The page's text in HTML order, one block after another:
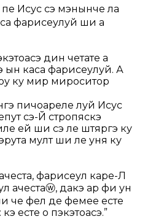
пе Исус сэ мэнынче ла
фарисеулуй ши а
дин четате а
ын каса фарисеулуй. А
ку мир мироситор
пичоареле луй Исус
сэ-Й стропяскэ
ей ши сэ ле штяргэ ку
мулт ши ле унӂя ку
фарисеул каре-Л
ачестаⓦ, дакэ ар фи ун
че фел де фемее есте
есте о пэкэтоасэ.”